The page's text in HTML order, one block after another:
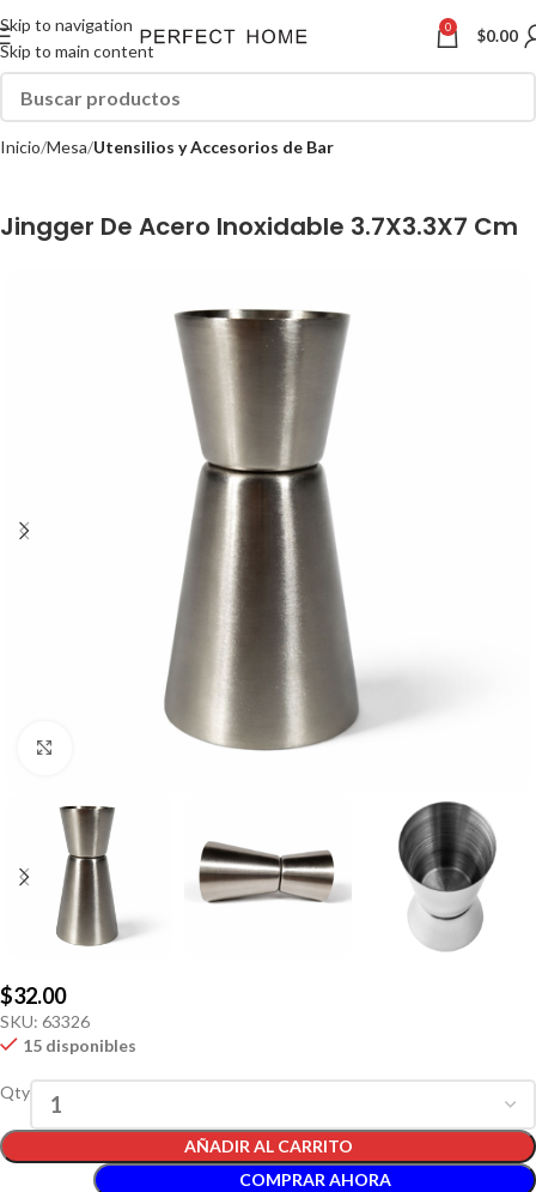
Skip to navigation
Skip to main content
0 $0.00
Inicio Mesa Utensilios y Accesorios de Bar
Jingger De Acero Inoxidable 3.7X3.3X7 Cm
$32.00
SKU: 63326
15 disponibles
Qty
AÑADIR AL CARRITO
COMPRAR AHORA